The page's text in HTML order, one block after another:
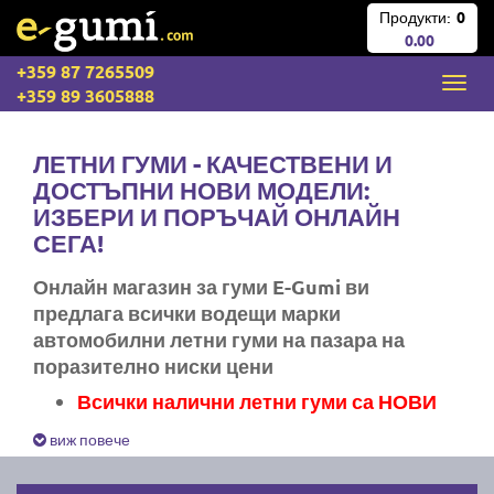
Продукти: 0
0.00
+359 87 7265509
+359 89 3605888
ЛЕТНИ ГУМИ - КАЧЕСТВЕНИ И
ДОСТЪПНИ НОВИ МОДЕЛИ:
ИЗБЕРИ И ПОРЪЧАЙ ОНЛАЙН
СЕГА!
Онлайн магазин за гуми E-Gumi ви
предлага всички водещи марки
автомобилни летни гуми на пазара на
поразително ниски цени
Всички налични летни гуми са НОВИ
Експресна доставка за цяла България
Ние не изпращаме стари гуми
виж повече